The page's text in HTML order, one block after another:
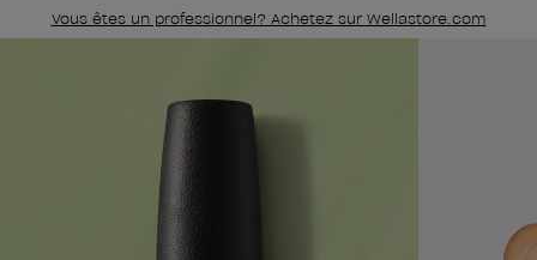
la
même
Vous êtes un professionnel? Achetez sur Wellastore.com